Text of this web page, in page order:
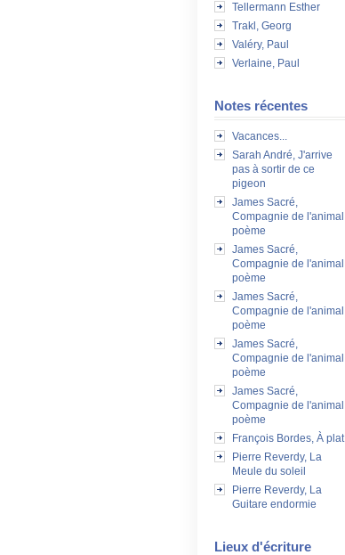
Tellermann Esther
Trakl, Georg
Valéry, Paul
Verlaine, Paul
Notes récentes
Vacances...
Sarah André, J'arrive
pas à sortir de ce
pigeon
James Sacré,
Compagnie de l'animal
poème
James Sacré,
Compagnie de l'animal
poème
James Sacré,
Compagnie de l'animal
poème
James Sacré,
Compagnie de l'animal
poème
James Sacré,
Compagnie de l'animal
poème
François Bordes, À plat
Pierre Reverdy, La
Meule du soleil
Pierre Reverdy, La
Guitare endormie
Lieux d'écriture